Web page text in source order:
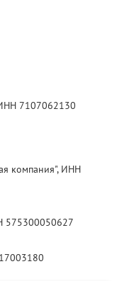
7107062130
компания", ИНН
575300050627